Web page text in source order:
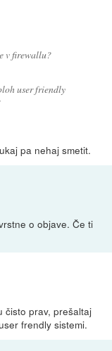
v firewallu?
user friendly
pa nehaj smetit.
o objave. Če ti
čisto prav, prešaltaj
frendly sistemi.